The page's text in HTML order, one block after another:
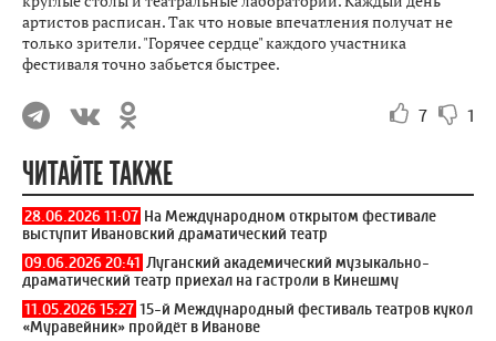
артистов расписан. Так что новые впечатления получат не
только зрители. "Горячее сердце" каждого участника
фестиваля точно забьется быстрее.
7 1
ЧИТАЙТЕ ТАКЖЕ
28.06.2026 11:07 На Международном открытом фестивале
выступит Ивановский драматический театр
09.06.2026 20:41 Луганский академический музыкально-
драматический театр приехал на гастроли в Кинешму
11.05.2026 15:27 15-й Международный фестиваль театров кукол
«Муравейник» пройдёт в Иванове